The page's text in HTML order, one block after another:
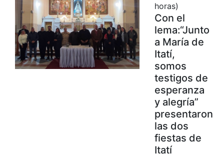
horas)
Con el
lema:“Junto
a María de
Itatí,
somos
testigos de
esperanza
y alegría”
presentaron
las dos
fiestas de
Itatí